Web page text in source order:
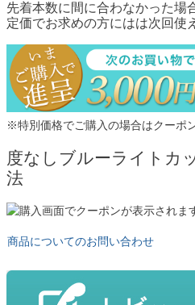
先着本数に間に合わなかった場
定価でお求めの方にはは次回使
※特別価格でご購入の場合はクーポ
度なしブルーライトカ
法
商品についてのお問い合わせ